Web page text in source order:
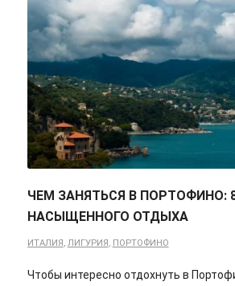
ЧЕМ ЗАНЯТЬСЯ В ПОРТОФИНО:
НАСЫЩЕННОГО ОТДЫХА
ИТАЛИЯ , ЛИГУРИЯ , ПОРТОФИНО
Чтобы интересно отдохнуть в